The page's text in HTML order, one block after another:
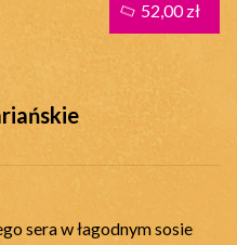
sera w łagodnym sosie